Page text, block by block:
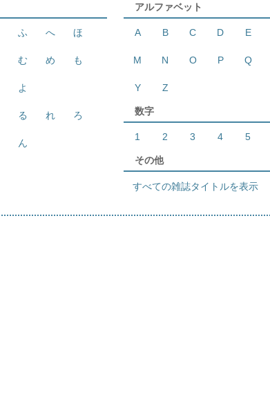
ふ へ ほ
む め も
よ
る れ ろ
ん
アルファベット
A B C D E
M N O P Q
Y Z
数字
1 2 3 4 5
その他
すべての雑誌タイトルを表示